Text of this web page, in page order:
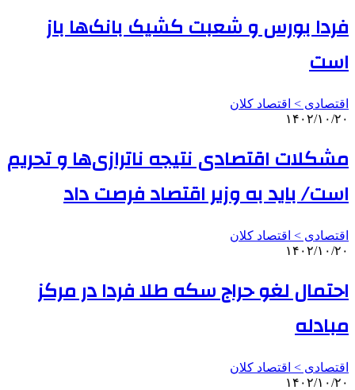
فردا بورس و شعبت کشیک بانک‌ها باز
است
اقتصادی > اقتصاد کلان
۱۴۰۲/۱۰/۲۰
مشکلات اقتصادی نتیجه ناترازی‌ها و تحریم
است/ باید به وزیر اقتصاد فرصت داد
اقتصادی > اقتصاد کلان
۱۴۰۲/۱۰/۲۰
احتمال لغو حراج سکه طلا فردا در مرکز
مبادله
اقتصادی > اقتصاد کلان
۱۴۰۲/۱۰/۲۰